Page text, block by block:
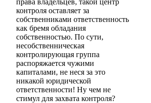
контроля оставляет за
собственниками ответственность
как бремя обладания
собственностью. По сути,
несобственническая
контролирующая группа
распоряжается чужими
капиталами, не неся за это
никакой юридической
ответственности! Ну чем не
стимул для захвата контроля?